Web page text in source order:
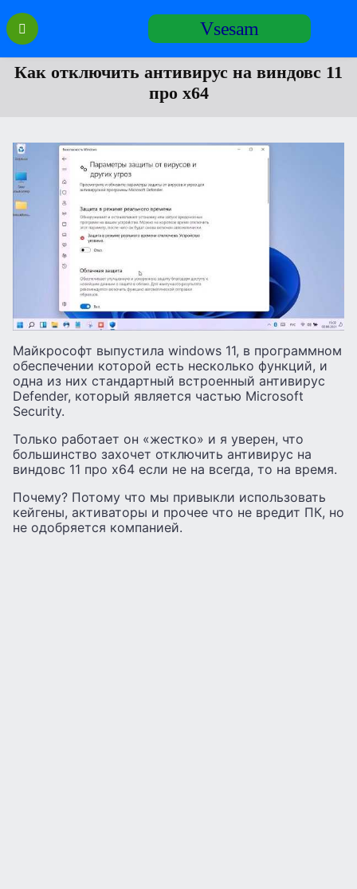
Перейти
содержанию
Vsesam
Как отключить антивирус на виндовс 11
про х64
Майкрософт выпустила windows 11, в программном
обеспечении которой есть несколько функций, и
одна из них стандартный встроенный антивирус
Defender, который является частью Microsoft
Security.
Только работает он «жестко» и я уверен, что
большинство захочет отключить антивирус на
виндовс 11 про х64 если не на всегда, то на время.
Почему? Потому что мы привыкли использовать
кейгены, активаторы и прочее что не вредит ПК, но
не одобряется компанией.